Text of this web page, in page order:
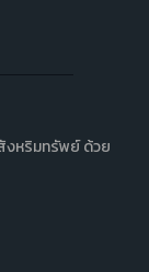
งหริมทรัพย์ ด้วย